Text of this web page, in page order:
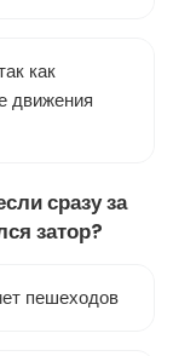
как
движения
сразу за
затор?
пешеходов